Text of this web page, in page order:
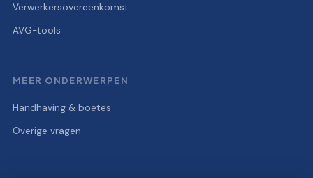
Verwerkersovereenkomst
AVG-tools
MEER ONDERWERPEN
Handhaving & boetes
Overige vragen